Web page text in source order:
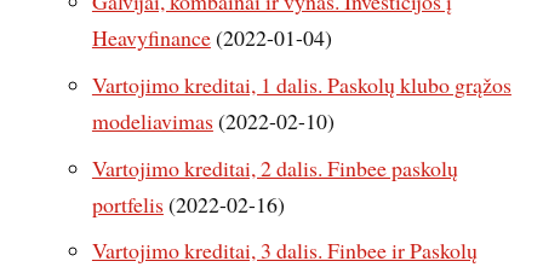
Heavyfinance(2022-01-04)
Vartojimo kreditai, 1 dalis. Paskolų klubo grąžos
modeliavimas (2022-02-10)
Vartojimo kreditai, 2 dalis. Finbee paskolų
portfelis (2022-02-16)
Vartojimo kreditai, 3 dalis. Finbee ir Paskolų